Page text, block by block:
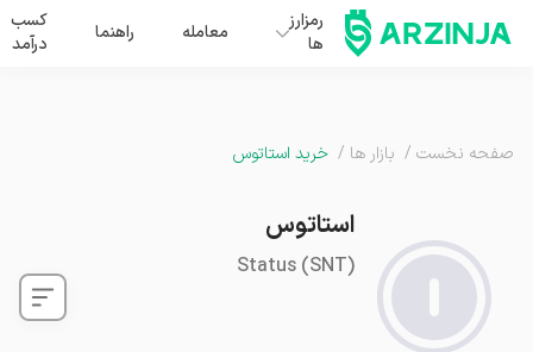
رمزارز
ها
معامله راهنما
کسب
درآمد
صفحه نخست / بازار ها / خرید استاتوس
استاتوس
Status(SNT)